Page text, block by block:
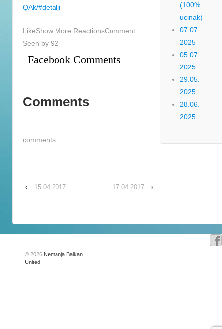
QAk/#detalji
LikeShow More ReactionsComment
Seen by 92
Facebook Comments
Comments
comments
‹ 15.04.2017 17.04.2017 ›
(100%
ucinak)
07.07.
2025
05.07.
2025
29.05.
2025
28.06.
2025
© 2026 Nemanja Balkan
United